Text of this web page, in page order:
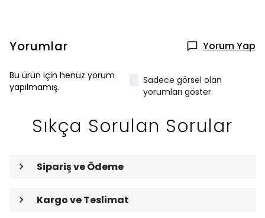
Yorumlar Yorum Yap
Bu ürün için henüz yorum
yapılmamış.
Sadece görsel olan
yorumları göster
Sıkça Sorulan Sorular
Sipariş ve Ödeme
Kargo ve Teslimat